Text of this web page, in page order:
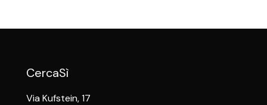
CercaSì
Via Kufstein, 17